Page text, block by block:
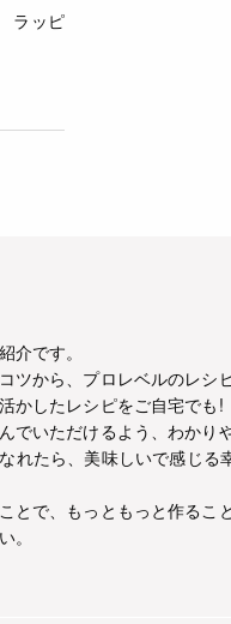
ラッピ
介です。
から、プロレベルのレシ
かしたレシピをご自宅でも!
いただけるよう、わかり
れたら、美味しいで感じ
で、もっともっと作るこ
。